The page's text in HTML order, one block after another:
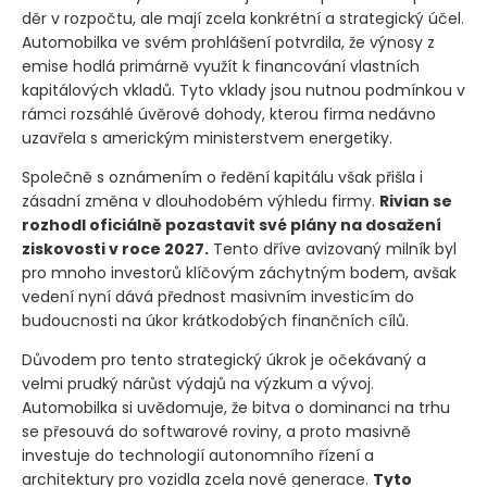
děr v rozpočtu, ale mají zcela konkrétní a strategický účel.
Automobilka ve svém prohlášení potvrdila, že výnosy z
emise hodlá primárně využít k financování vlastních
kapitálových vkladů. Tyto vklady jsou nutnou podmínkou v
rámci rozsáhlé úvěrové dohody, kterou firma nedávno
uzavřela s americkým ministerstvem energetiky.
Společně s oznámením o ředění kapitálu však přišla i
zásadní změna v dlouhodobém výhledu firmy. Rivian se
rozhodl oficiálně pozastavit své plány na dosažení
ziskovosti v roce 2027. Tento dříve avizovaný milník byl
pro mnoho investorů klíčovým záchytným bodem, avšak
vedení nyní dává přednost masivním investicím do
budoucnosti na úkor krátkodobých finančních cílů.
Důvodem pro tento strategický úkrok je očekávaný a
velmi prudký nárůst výdajů na výzkum a vývoj.
Automobilka si uvědomuje, že bitva o dominanci na trhu
se přesouvá do softwarové roviny, a proto masivně
investuje do technologií autonomního řízení a
architektury pro vozidla zcela nové generace. Tyto